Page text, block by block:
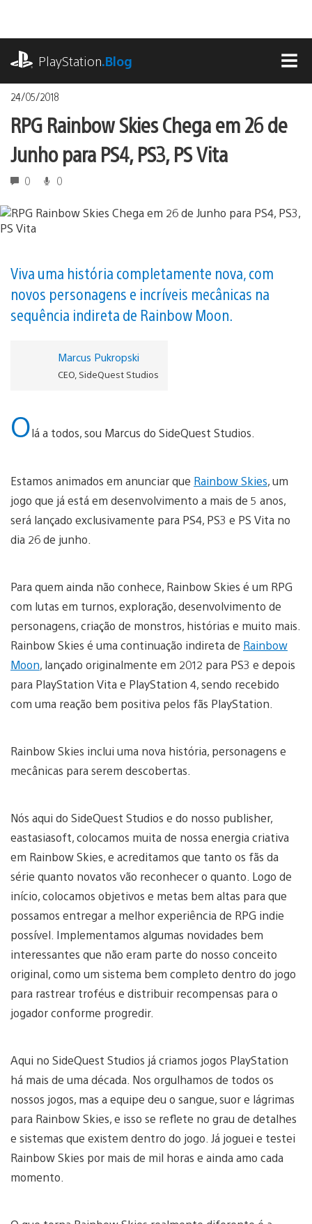
o
conteúdoPlayStation.Blog
24/05/2018
RPG Rainbow Skies Chega em 26 de
Junho para PS4, PS3, PS Vita
0 0
Viva uma história completamente nova, com
novos personagens e incríveis mecânicas na
sequência indireta de Rainbow Moon.
Marcus Pukropski
CEO, SideQuest Studios
Olá a todos, sou Marcus do SideQuest Studios.
Estamos animados em anunciar que Rainbow Skies, um
jogo que já está em desenvolvimento a mais de 5 anos,
será lançado exclusivamente para PS4, PS3 e PS Vita no
dia 26 de junho.
Para quem ainda não conhece, Rainbow Skies é um RPG
com lutas em turnos, exploração, desenvolvimento de
personagens, criação de monstros, histórias e muito mais.
Rainbow Skies é uma continuação indireta de Rainbow
Moon, lançado originalmente em 2012 para PS3 e depois
para PlayStation Vita e PlayStation 4, sendo recebido
com uma reação bem positiva pelos fãs PlayStation.
Rainbow Skies inclui uma nova história, personagens e
mecânicas para serem descobertas.
Nós aqui do SideQuest Studios e do nosso publisher,
eastasiasoft, colocamos muita de nossa energia criativa
em Rainbow Skies, e acreditamos que tanto os fãs da
série quanto novatos vão reconhecer o quanto. Logo de
início, colocamos objetivos e metas bem altas para que
possamos entregar a melhor experiência de RPG indie
possível. Implementamos algumas novidades bem
interessantes que não eram parte do nosso conceito
original, como um sistema bem completo dentro do jogo
para rastrear troféus e distribuir recompensas para o
jogador conforme progredir.
Aqui no SideQuest Studios já criamos jogos PlayStation
há mais de uma década. Nos orgulhamos de todos os
nossos jogos, mas a equipe deu o sangue, suor e lágrimas
para Rainbow Skies, e isso se reflete no grau de detalhes
e sistemas que existem dentro do jogo. Já joguei e testei
Rainbow Skies por mais de mil horas e ainda amo cada
momento.